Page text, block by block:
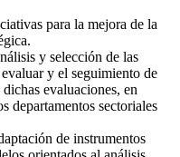
para la mejora de la
y selección de las
y el seguimiento de
evaluaciones, en
departamentos sectoriales
de instrumentos